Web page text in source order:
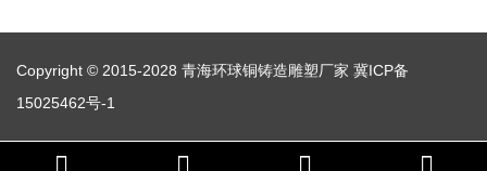
Copyright © 2015-2028 青海环球铜铸造雕塑厂家 冀ICP备
15025462号-1